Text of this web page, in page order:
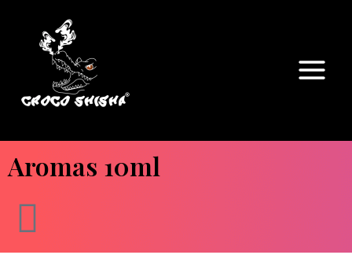
contenido
Aromas 10ml